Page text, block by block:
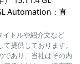
Automation：直
トルや紹介文など
提供しております。
であり、当社はその内